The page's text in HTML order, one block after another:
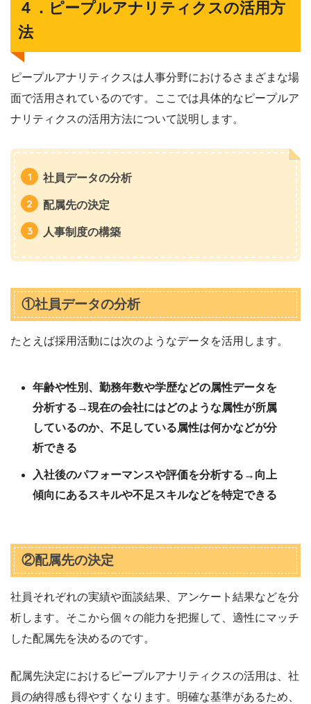
４．ピープルアナリティクスの活用方
法
ピープルアナリティクスは人事分野におけるさまざまな場
面で活用されているのです。ここでは具体的なピープルア
ナリティクスの活用方法について説明します。
社員データの分析
配属先の決定
人事制度の構築
①社員データの分析
たとえば採用活動には次のようなデータを活用します。
年齢や性別、勤務年数や学歴などの属性データを
分析する→現在の会社にはどのような属性が所属
しているのか、不足している属性は何かなどが分
析できる
入社後のパフォーマンスや評価を分析する→向上
傾向にあるスキルや不足スキルなどを特定できる
②配属先の決定
社員それぞれの実績や面談結果、アンケート結果などを分
析します。そこから個々の能力を把握して、適性にマッチ
した配属先を決めるのです。
配属先決定におけるピープルアナリティクスの活用は、社
員の納得感も得やすくなります。明確な基準があるため、